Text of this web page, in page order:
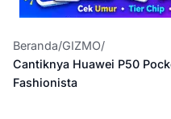
Beranda/GIZMO/
Cantiknya Huawei P50
Fashionista